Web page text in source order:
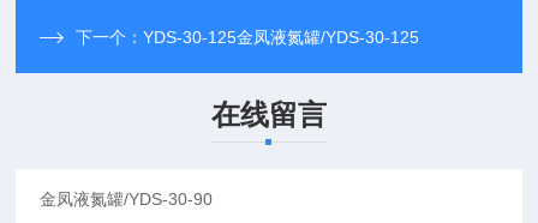
下一个：YDS-30-125金凤液氮罐/YDS-30-125
在线留言